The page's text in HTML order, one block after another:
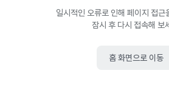
일시적인 오류로 인해 페이지 접근
잠시 후 다시 접속해 보
홈 화면으로 이동